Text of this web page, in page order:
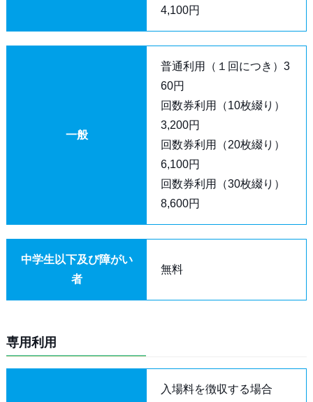
4,100円
一般
普通利用（１回につき）3
60円
回数券利用（10枚綴り）
3,200円
回数券利用（20枚綴り）
6,100円
回数券利用（30枚綴り）
8,600円
中学生以下及び障がい
者
無料
専用利用
入場料を徴収する場合